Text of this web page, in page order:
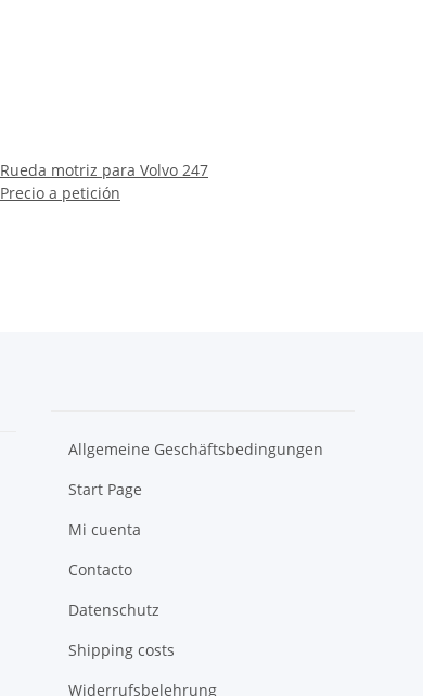
Rueda motriz para Volvo 247
Precio a petición
Allgemeine Geschäftsbedingungen
Start Page
Mi cuenta
Contacto
Datenschutz
Shipping costs
Widerrufsbelehrung